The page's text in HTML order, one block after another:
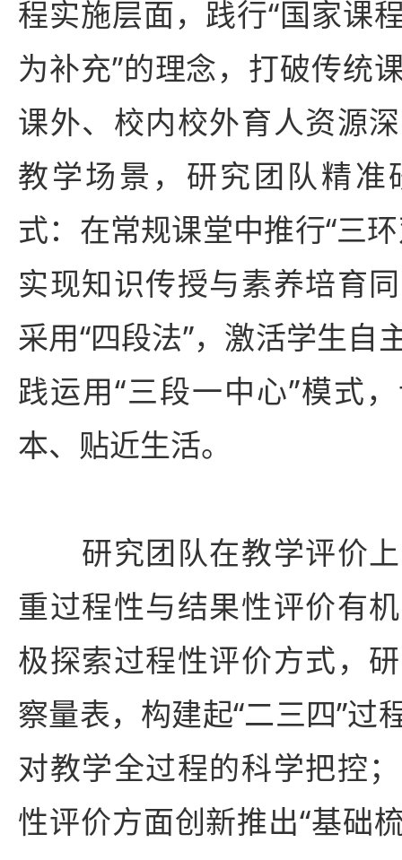
程实施层面，践行“国家课
为补充”的理念，打破传统
课外、校内校外育人资源
教学场景，研究团队精准
式：在常规课堂中推行“三
实现知识传授与素养培育
采用“四段法”，激活学生自
践运用“三段一中心”模式
本、贴近生活。
研究团队在教学评价上
重过程性与结果性评价有
极探索过程性评价方式，
察量表，构建起“二三四”过
对教学全过程的科学把控
性评价方面创新推出“基